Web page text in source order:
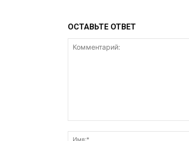
ОСТАВЬТЕ ОТВЕТ